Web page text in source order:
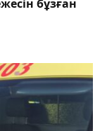
бұзған